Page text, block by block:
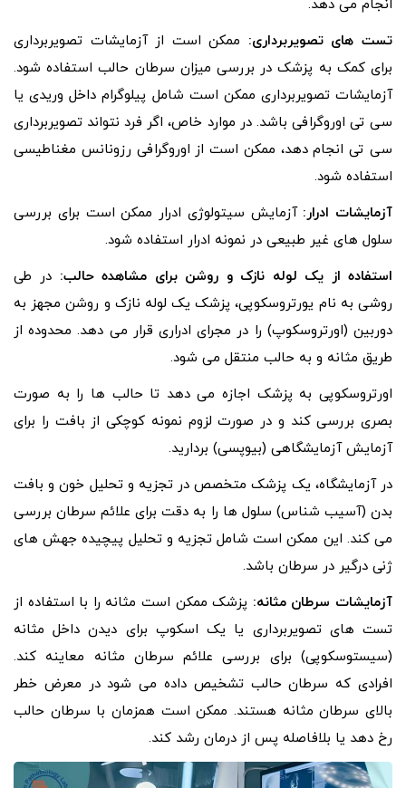
انجام می دهد.
تست های تصویربرداری: ممکن است از آزمایشات تصویربرداری
برای کمک به پزشک در بررسی میزان سرطان حالب استفاده شود.
آزمایشات تصویربرداری ممکن است شامل پیلوگرام داخل وریدی یا
سی تی اوروگرافی باشد. در موارد خاص، اگر فرد نتواند تصویربرداری
سی تی انجام دهد، ممکن است از اوروگرافی رزونانس مغناطیسی
استفاده شود.
آزمایشات ادرار: آزمایش سیتولوژی ادرار ممکن است برای بررسی
سلول های غیر طبیعی در نمونه ادرار استفاده شود.
استفاده از یک لوله نازک و روشن برای مشاهده حالب: در طی
روشی به نام یورتروسکوپی، پزشک یک لوله نازک و روشن مجهز به
دوربین (اورتروسکوپ) را در مجرای ادراری قرار می دهد. محدوده از
طریق مثانه و به حالب منتقل می شود.
اورتروسکوپی به پزشک اجازه می دهد تا حالب ها را به صورت
بصری بررسی کند و در صورت لزوم نمونه کوچکی از بافت را برای
آزمایش آزمایشگاهی (بیوپسی) بردارید.
در آزمایشگاه، یک پزشک متخصص در تجزیه و تحلیل خون و بافت
بدن (آسیب شناس) سلول ها را به دقت برای علائم سرطان بررسی
می کند. این ممکن است شامل تجزیه و تحلیل پیچیده جهش های
ژنی درگیر در سرطان باشد.
آزمایشات سرطان مثانه: پزشک ممکن است مثانه را با استفاده از
تست های تصویربرداری یا یک اسکوپ برای دیدن داخل مثانه
(سیستوسکوپی) برای بررسی علائم سرطان مثانه معاینه کند.
افرادی که سرطان حالب تشخیص داده می شود در معرض خطر
بالای سرطان مثانه هستند. ممکن است همزمان با سرطان حالب
رخ دهد یا بلافاصله پس از درمان رشد کند.